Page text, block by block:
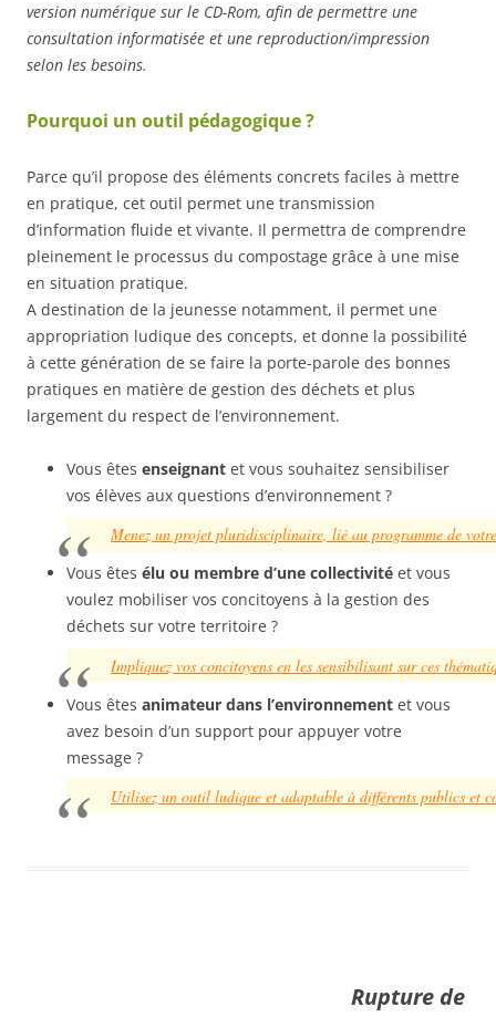
version numérique sur le CD-Rom, afin de permettre une
consultation informatisée et une reproduction/impression
selon les besoins.
Pourquoi un outil pédagogique ?
Parce qu’il propose des éléments concrets faciles à mettre
en pratique, cet outil permet une transmission
d’information fluide et vivante. Il permettra de comprendre
pleinement le processus du compostage grâce à une mise
en situation pratique.
A destination de la jeunesse notamment, il permet une
appropriation ludique des concepts, et donne la possibilité
à cette génération de se faire la porte-parole des bonnes
pratiques en matière de gestion des déchets et plus
largement du respect de l’environnement.
Vous êtes enseignant et vous souhaitez sensibiliser
vos élèves aux questions d’environnement ?
Menez un projet pluridisciplinaire, lié au programme de
Vous êtes élu ou membre d’une collectivité et vous
voulez mobiliser vos concitoyens à la gestion des
déchets sur votre territoire ?
Impliquez vos concitoyens en les sensibilisant sur ces
Vous êtes animateur dans l’environnement et vous
avez besoin d’un support pour appuyer votre
message ?
Utilisez un outil ludique et adaptable à différents publics et
Rupture de